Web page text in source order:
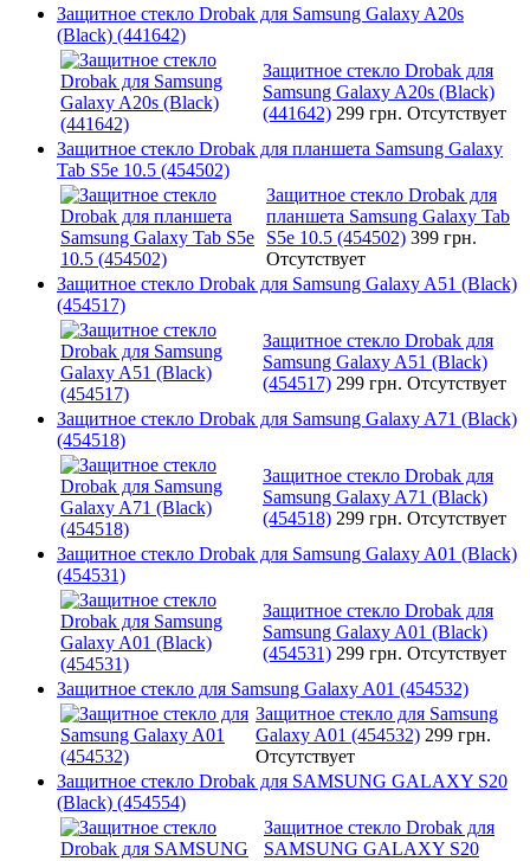
Защитное стекло Drobak для Samsung Galaxy A20s
(Black) (441642)
Защитное стекло Drobak для
Samsung Galaxy A20s (Black)
(441642) 299 грн. Отсутствует
Защитное стекло Drobak для планшета Samsung Galaxy
Tab S5e 10.5 (454502)
Защитное стекло Drobak для
планшета Samsung Galaxy Tab
S5e 10.5 (454502) 399 грн.
Отсутствует
Защитное стекло Drobak для Samsung Galaxy A51 (Black)
(454517)
Защитное стекло Drobak для
Samsung Galaxy A51 (Black)
(454517) 299 грн. Отсутствует
Защитное стекло Drobak для Samsung Galaxy A71 (Black)
(454518)
Защитное стекло Drobak для
Samsung Galaxy A71 (Black)
(454518) 299 грн. Отсутствует
Защитное стекло Drobak для Samsung Galaxy A01 (Black)
(454531)
Защитное стекло Drobak для
Samsung Galaxy A01 (Black)
(454531) 299 грн. Отсутствует
Защитное стекло для Samsung Galaxy A01 (454532)
Защитное стекло для Samsung
Galaxy A01 (454532) 299 грн.
Отсутствует
Защитное стекло Drobak для SAMSUNG GALAXY S20
(Black) (454554)
Защитное стекло Drobak для
SAMSUNG GALAXY S20